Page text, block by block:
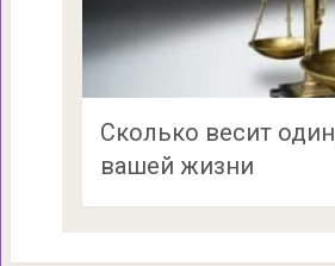
Сколько весит
вашей жизни